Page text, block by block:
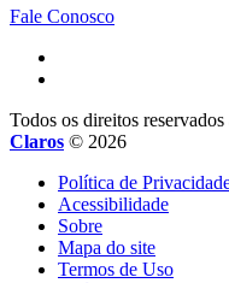
Fale Conosco
Todos os direitos reservados
Claros © 2026
Política de
Acessibilidade
Sobre
Mapa do site
Termos de Uso